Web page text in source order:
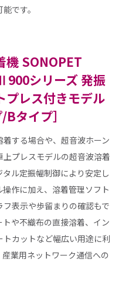
です。
機 SONOPET
シリーズ 発振
プレス付きモデル
Bタイプ］
する場合や、超音波ホーン
プレスモデルの超音波溶着
ル定振幅制御により安定し
作に加え、溶着管理ソフト
表示や歩留まりの確認もで
や不織布の直接溶着、イン
カットなど幅広い用途に利
業用ネットワーク通信への